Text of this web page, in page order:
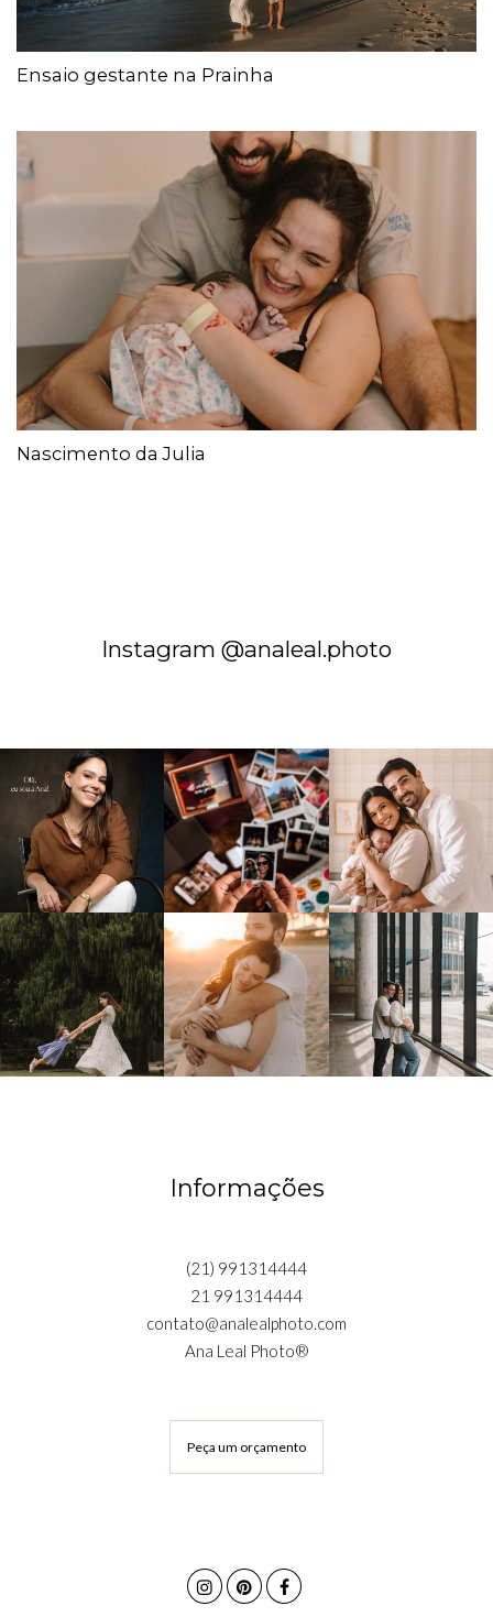
Ensaio gestante na Prainha
Nascimento da Julia
Instagram @analeal.photo
Informações
(21) 991314444
21 991314444
contato@analealphoto.com
Ana Leal Photo®
Peça um orçamento